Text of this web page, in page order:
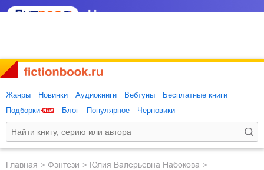
Жанры Новинки Аудиокниги Вебтуны
Бесплатные книги
Подборки
Блог Популярное Черновики
Главная фэнтези
Юлия Валерьевна Набокова